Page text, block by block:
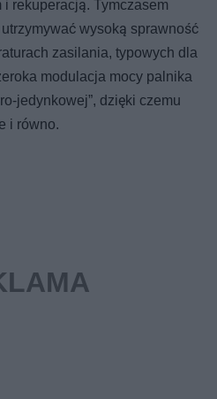
rekuperacją. Tymczasem
utrzymywać wysoką sprawność
zasilania, typowych dla
modulacja mocy palnika
jedynkowej”, dzięki czemu
i równo.